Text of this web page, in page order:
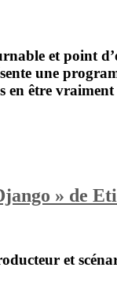
et point
une
en être vraiment
» de
et